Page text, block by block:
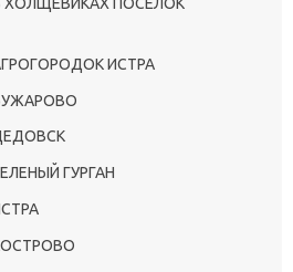
ИСТРА
ГУРГАН